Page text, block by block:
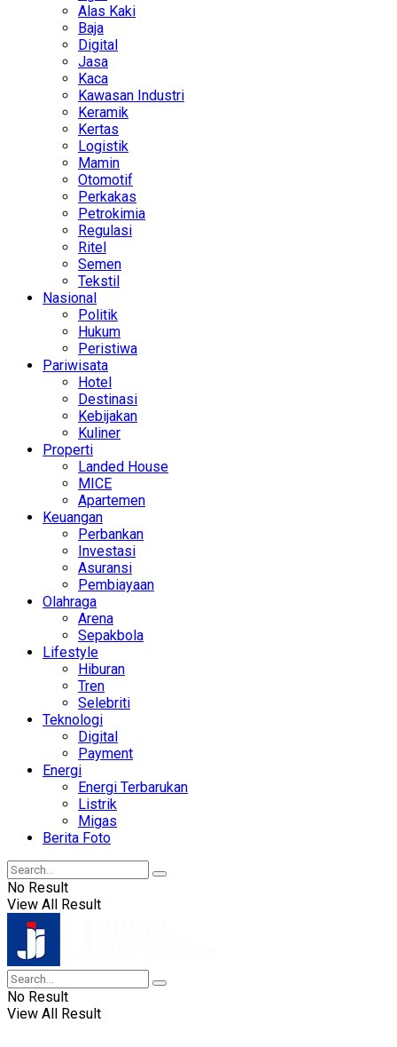
Alas Kaki
Baja
Digital
Jasa
Kaca
Kawasan Industri
Keramik
Kertas
Logistik
Mamin
Otomotif
Perkakas
Petrokimia
Regulasi
Ritel
Semen
Tekstil
Nasional
Politik
Hukum
Peristiwa
Pariwisata
Hotel
Destinasi
Kebijakan
Kuliner
Properti
Landed House
MICE
Apartemen
Keuangan
Perbankan
Investasi
Asuransi
Pembiayaan
Olahraga
Arena
Sepakbola
Lifestyle
Hiburan
Tren
Selebriti
Teknologi
Digital
Payment
Energi
Energi Terbarukan
Listrik
Migas
Berita Foto
No Result
View All Result
No Result
View All Result